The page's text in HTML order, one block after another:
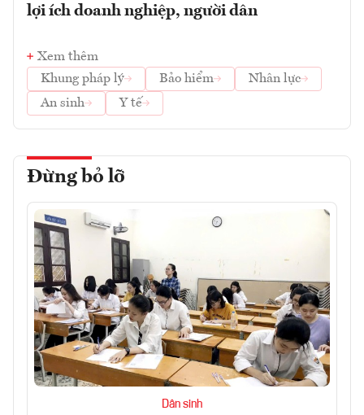
lợi ích doanh nghiệp, người dân
Xem thêm
Khung pháp lý
Bảo hiểm
Nhân lực
An sinh
Y tế
Đừng bỏ lỡ
Dân sinh